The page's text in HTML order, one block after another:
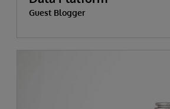
Guest Blogger